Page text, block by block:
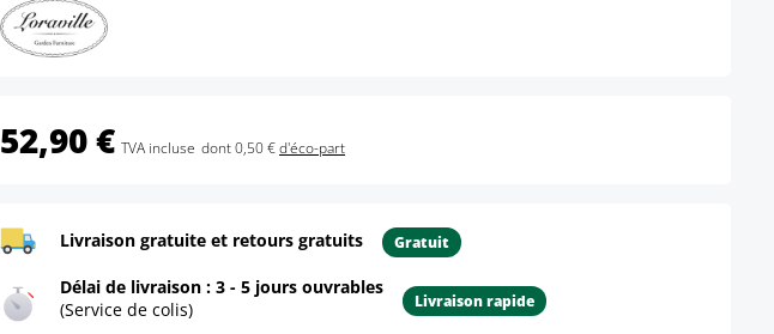
52,90 € TVA incluse dont 0,50 €d'éco-part
Livraison gratuite et retours gratuits Gratuit
Délai de livraison : 3 - 5 jours ouvrables
(Service de colis)
Livraison rapide